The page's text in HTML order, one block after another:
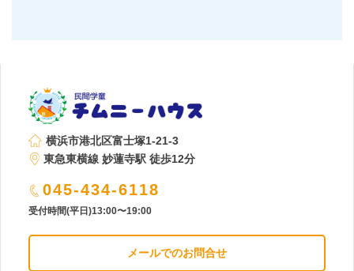
横浜市港北区富士塚1-21-3
東急東横線 妙蓮寺駅 徒歩12分
045-434-6118
受付時間(平日)13:00〜19:00
メールでのお問合せ